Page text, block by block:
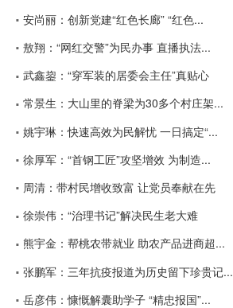
安尚丽：创新党建“红色长廊” “红色...
敖翔：“网红交警”为民办事 直播执法...
武鑫鋆：“穿军装的居委会主任”真贴心
常景生：大山里的脊梁为30多个村庄架...
姚宇琳：快速高效为民解忧 一日搞定“...
徐厚军：“首钢工匠”攻坚增效 为制造...
周清：带村民增收致富 让党员奉献在先
徐崇伟：“治理书记”解决民生老大难
熊宇金：帮桃农带就业 助农产品进商超...
张鹏军：三年抗疫报道为历史留下珍贵记...
岳彦伟：慷慨解囊助学子 “精忠报国”...